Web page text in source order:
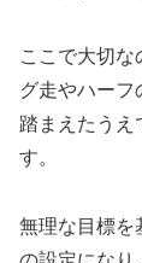
ここで大切
グ走やハーフ
踏まえたうえ
す。
無理な目標を